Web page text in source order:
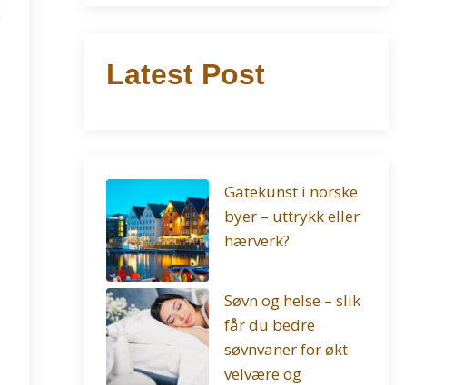
Latest Post
Gatekunst i norske
byer – uttrykk eller
hærverk?
Søvn og helse – slik
får du bedre
søvnvaner for økt
velvære og